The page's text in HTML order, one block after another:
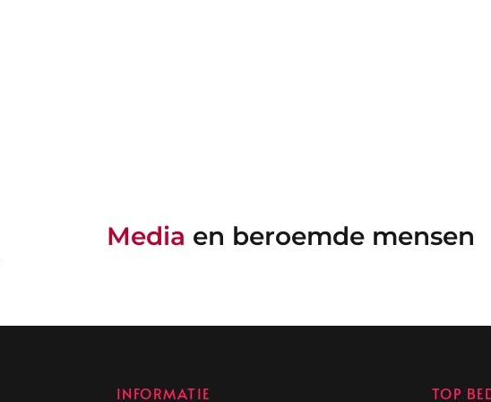
Media en beroemde mensen
INFORMATIE TOP